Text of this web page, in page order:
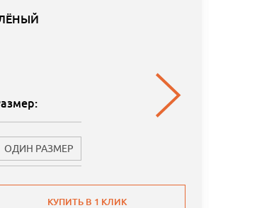
ОДИН РАЗМЕР
КУПИТЬ В 1 КЛИК